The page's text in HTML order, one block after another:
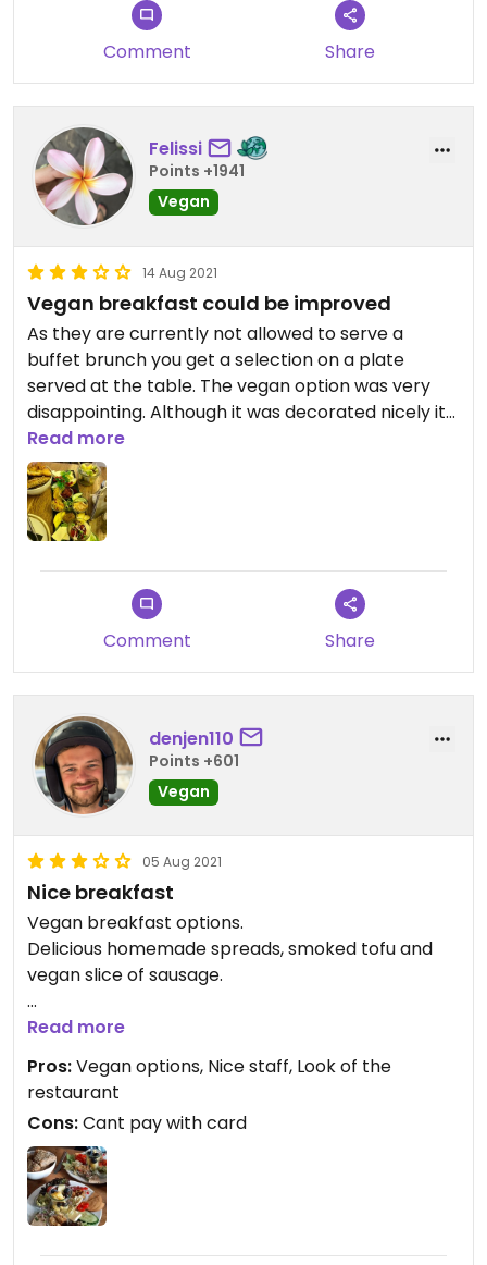
Comment Share
Felissi
Points +1941
Vegan
14 Aug 2021
Vegan breakfast could be improved
As they are currently not allowed to serve a
buffet brunch you get a selection on a plate
served at the table. The vegan option was very
disappointing. Although it was decorated nicely it
was a boring piece of tofu, a slice of Aldi sausage
(which I like) and two homemade spreads which I
didn‘t really like. No scrambled tofu instead of
eggs or anything else hot which I expect at a
brunch for 18€ (without drinks except a glas of
orange juice). For vegetarians the choice of
cheese looked much better, but still not
extraordinary.
Read more
Comment Share
denjen110
Points +601
Vegan
05 Aug 2021
Nice breakfast
Vegan breakfast options.
Delicious homemade spreads, smoked tofu and
vegan slice of sausage.
It wasn't possible to pay by card, so I needed to go
to an ATM machine to withdraw money. I hate
that it is not possible to pay with card in some
German places.
Read more
Pros:Vegan options, Nice staff, Look of the
restaurant
Cons:Cant pay with card